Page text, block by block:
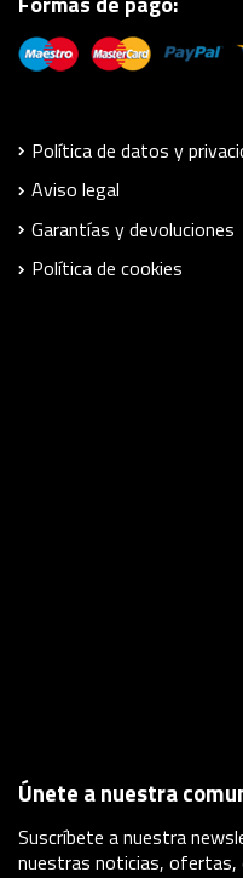
Política de datos y
Aviso legal
Garantías y devoluciones
Política de cookies
Únete a nuestra
Suscríbete a nuestra
nuestras noticias, ofertas,